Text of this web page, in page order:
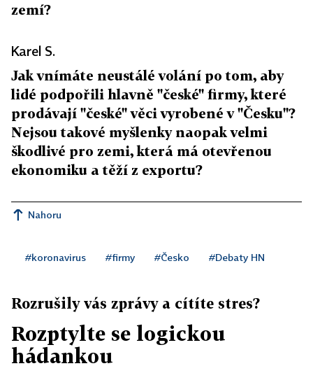
zemí?
Karel S.
Jak vnímáte neustálé volání po tom, aby
lidé podpořili hlavně "české" firmy, které
prodávají "české" věci vyrobené v "Česku"?
Nejsou takové myšlenky naopak velmi
škodlivé pro zemi, která má otevřenou
ekonomiku a těží z exportu?
Nahoru
#koronavirus #firmy #Česko #Debaty HN
Rozrušily vás zprávy a cítíte stres?
Rozptylte se logickou
hádankou